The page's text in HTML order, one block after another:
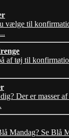
vælge til
af tøj til
Der er masser
Mandag? Se Blå